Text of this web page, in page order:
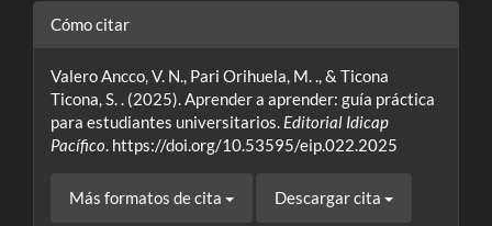
Detalles
artículo
Cómo citar
Valero Ancco, V. N., Pari Orihuela, M. ., & Ticona
Ticona, S. . (2025). Aprender a aprender: guía práctica
para estudiantes universitarios. Editorial Idicap
Pacífico. https://doi.org/10.53595/eip.022.2025
Más formatos de cita Descargar cita